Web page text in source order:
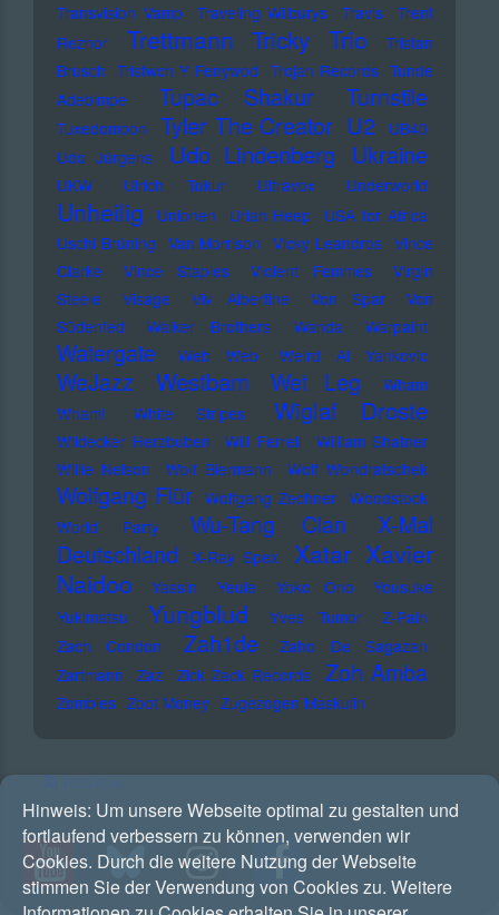
Transvision Vamp
Traveling Wilburys Travis
Trent
Reznor
Trettmann Tricky Trio
Tristan
Brusch Tristwch Y Fenywod Trojan Records Tunde
Adebimpe
Tupac Shakur Turnstile
Tuxedomoon Tyler The Creator U2
UB40
Udo Jürgens
Udo Lindenberg Ukraine
UKW Ulrich Tukur Ultravox Underworld
Unheilig Unionen Uriah Heep
USA for Africa
Uschi Brüning Van Morrison Vicky Leandros Vince
Clarke
Vince Staples Violent Femmes
Virgin
Steele
Visage Viv Albertine Von Spar
Von
Südenfed
Walker Brothers Wanda Warpaint
Watergate Web Web Weird Al Yankovic
WeJazz Westbam Wet Leg
Wham
Wham!
White Stripes Wiglaf Droste
Wildecker Herzbuben Will Ferrell
William Shatner
Willie Nelson
Wolf Biermann Wolf Wondratschek
Wolfgang Flür Wolfgang Zechner
Woodstock
World Party
Wu-Tang Clan
X-Mal
Deutschland
X-Ray Spex Xatar Xavier
Naidoo
Yassin Yeule Yoko Ono
Yousuke
Yukimatsu
Yungblud Yves Tumor
Z-Pain
Zach Condon
Zah1de
Zaho De Sagazan
Zartmann
Zaz Zick Zack Records Zoh Amba
Zombies Zoot Money Zugezogen Maskulin
Hinweis: Um unsere Webseite optimal zu gestalten und
fortlaufend verbessern zu können, verwenden wir
Cookies. Durch die weitere Nutzung der Webseite
stimmen Sie der Verwendung von Cookies zu. Weitere